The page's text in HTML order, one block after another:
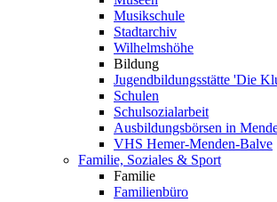
Musikschule
Stadtarchiv
Wilhelmshöhe
Bildung
Jugendbildungsstätte 'Die
Schulen
Schulsozialarbeit
Ausbildungsbörsen in
VHS Hemer-Menden-Balve
Familie, Soziales & Sport
Familie
Familienbüro